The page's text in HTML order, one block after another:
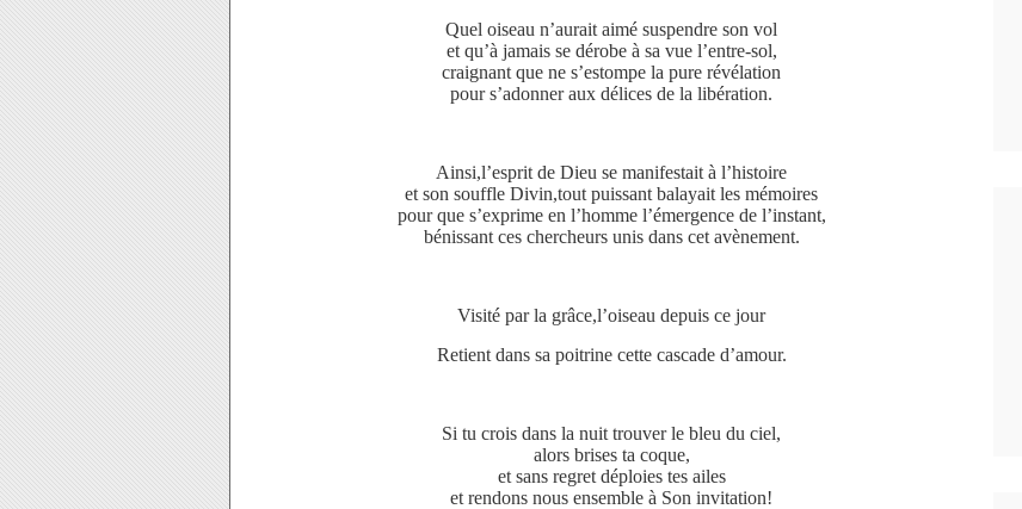
Quel oiseau n’aurait aimé suspendre son vol
et qu’à jamais se dérobe à sa vue l’entre-sol,
craignant que ne s’estompe la pure révélation
pour s’adonner aux délices de la libération.
Ainsi,l’esprit de Dieu se manifestait à l’histoire
et son souffle Divin,tout puissant balayait les mémoires
pour que s’exprime en l’homme l’émergence de l’instant,
bénissant ces chercheurs unis dans cet avènement.
Visité par la grâce,l’oiseau depuis ce jour
Retient dans sa poitrine cette cascade d’amour.
Si tu crois dans la nuit trouver le bleu du ciel,
alors brises ta coque,
et sans regret déploies tes ailes
et rendons nous ensemble à Son invitation!